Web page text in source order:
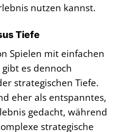
nutzen kannst.
Tiefe
Spielen mit einfachen
es dennoch
strategischen Tiefe.
eher als entspanntes,
gedacht, während
strategische